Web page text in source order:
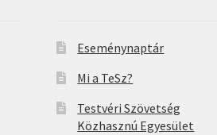
Eseménynaptár
Mi a TeSz?
Testvéri Szövetség
Közhasznú Egyesület